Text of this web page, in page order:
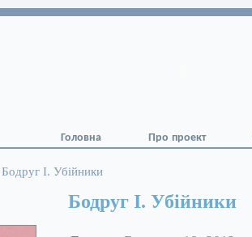
Головна Про проект
Бодруг І. Убійники
Бодруг І. Убійники